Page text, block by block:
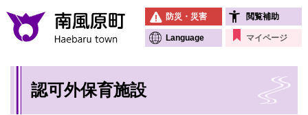
メニューを飛ばして本文へ
防災・災害 閲覧補助
Language マイページ
認可外保育施設